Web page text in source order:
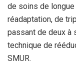
de soins de
réadaptation, de
passant de deux à
technique de
SMUR.